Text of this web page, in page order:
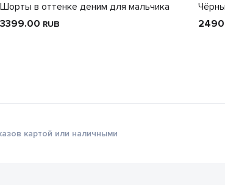
Шорты в оттенке деним для мальчика
3399.00 RUB
картой или наличными